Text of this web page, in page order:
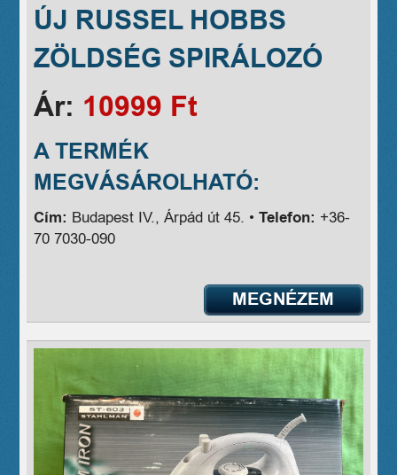
ÚJ RUSSEL HOBBS
ZÖLDSÉG SPIRÁLOZÓ
Ár: 10999 Ft
A TERMÉK
MEGVÁSÁROLHATÓ:
Cím: Budapest IV., Árpád út 45. •Telefon: +36-
70 7030-090
MEGNÉZEM